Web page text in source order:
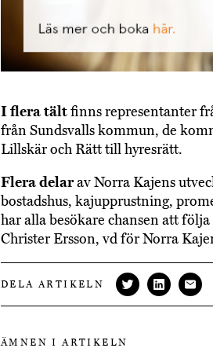
I flera tältfinns representanter
från Sundsvalls kommun, de
Lillskär och Rätt till hyresrätt.
Flera delarav Norra Kajens
bostadshus, kajupprustning,
har alla besökare chansen att
Christer Ersson, vd för Norra
DELA ARTIKELN
ÄMNEN I ARTIKELN